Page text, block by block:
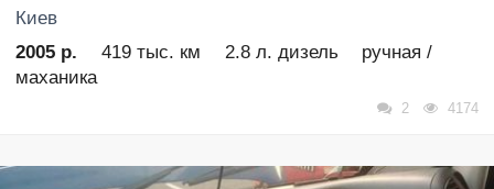
Киев
2005 р.
419 тыс. км 2.8 л. дизель
ручная /
маханика
2 4174